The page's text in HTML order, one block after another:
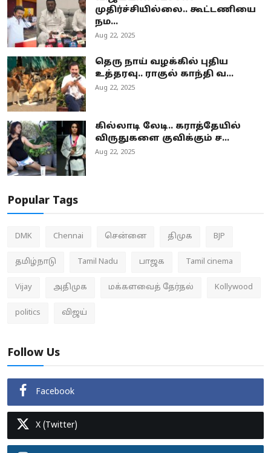
முதிர்ச்சியில்லை.. கூட்டணியை
நம...
Aug 22, 2025
தெரு நாய் வழக்கில் புதிய
உத்தரவு.. ராகுல் காந்தி வ...
Aug 22, 2025
கில்லாடி லேடி.. கராத்தேயில்
விருதுகளை குவிக்கும் ச...
Aug 22, 2025
Popular Tags
DMK Chennai சென்னை திமுக BJP
தமிழ்நாடு Tamil Nadu பாஜக Tamil cinema
Vijay அதிமுக மக்களவைத் தேர்தல் Kollywood
politics விஜய்
Follow Us
Facebook
X (Twitter)